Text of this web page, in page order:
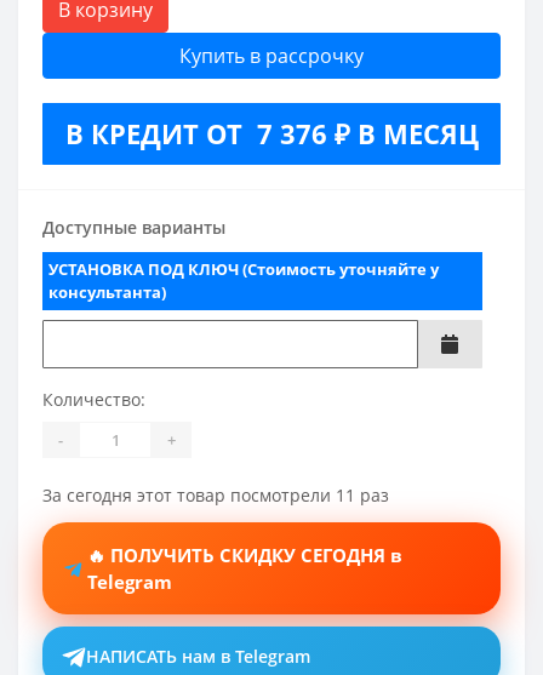
В корзину
Купить в рассрочку
В КРЕДИТ ОТ 7 376 ₽ В МЕСЯЦ
Доступные варианты
УСТАНОВКА ПОД КЛЮЧ (Стоимость уточняйте у
консультанта)
Количество:
- +
За сегодня этот товар посмотрели 11 раз
🔥 ПОЛУЧИТЬ СКИДКУ СЕГОДНЯ в
Telegram
НАПИСАТЬ нам в Telegram